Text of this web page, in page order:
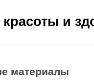
и
материалы